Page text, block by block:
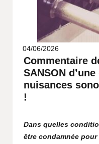
04/06/2026
Commentaire
SANSON
nuisances
!
Dans quelles
être condamnée